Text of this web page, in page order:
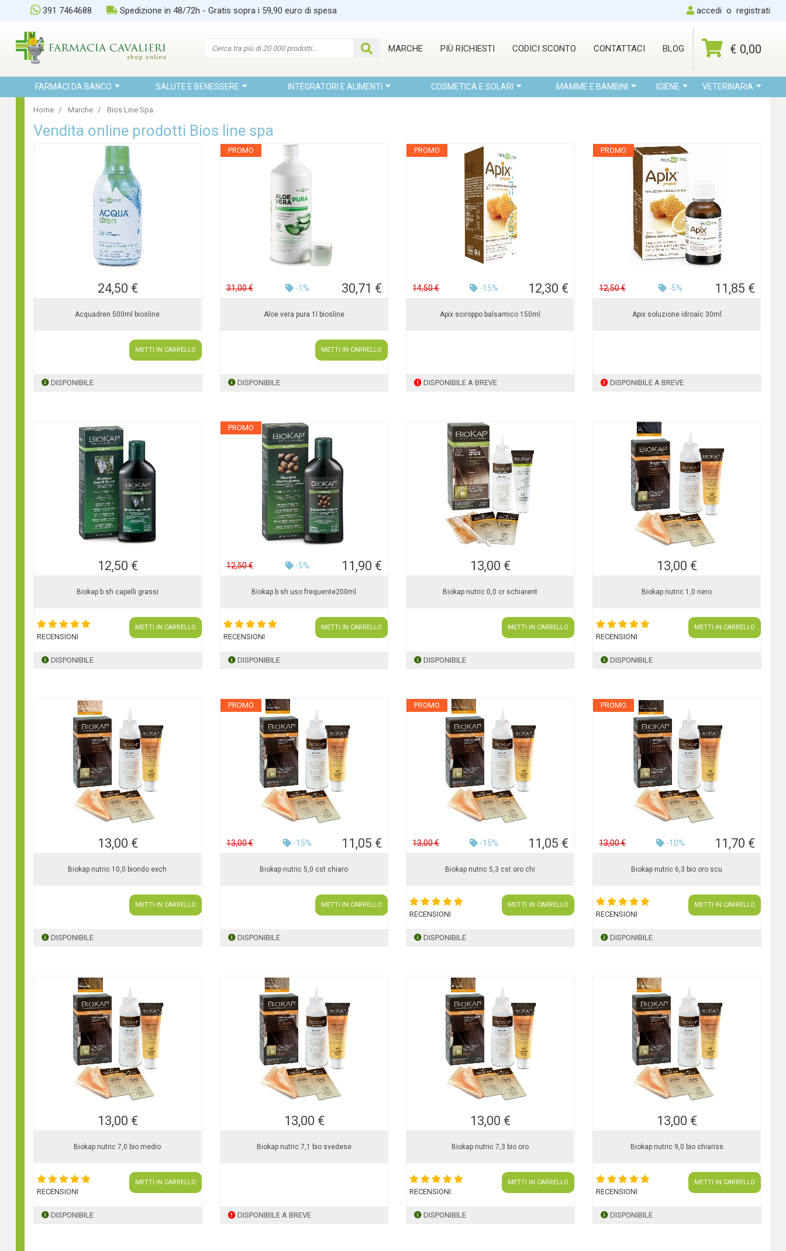
391 7464688 Spedizione in 48/72h - Gratis sopra i 59,90 euro di spesa accedi o registrati
MARCHE PIÙ RICHIESTI CODICI SCONTO CONTATTACI BLOG € 0,00
FARMACI DA BANCO SALUTE E BENESSERE INTEGRATORI E ALIMENTI COSMETICA E SOLARI MAMME E BAMBINI IGIENE VETERINARIA
Home Marche Bios Line Spa
Vendita online prodotti Bios line spa
24,50 €
Acquadren 500ml biosline
METTI IN CARRELLO
DISPONIBILE
PROMO
31,00 € -1% 30,71 €
Aloe vera pura 1l biosline
METTI IN CARRELLO
DISPONIBILE
PROMO
14,50 € -15% 12,30 €
Apix sciroppo balsamico 150ml
DISPONIBILE A BREVE
PROMO
12,50 € -5% 11,85 €
Apix soluzione idroalc 30ml
DISPONIBILE A BREVE
12,50 €
Biokap b sh capelli grassi
RECENSIONI
METTI IN CARRELLO
DISPONIBILE
PROMO
12,50 € -5% 11,90 €
Biokap b sh uso frequente200ml
RECENSIONI
METTI IN CARRELLO
DISPONIBILE
13,00 €
Biokap nutric 0,0 cr schiarent
METTI IN CARRELLO
DISPONIBILE
13,00 €
Biokap nutric 1,0 nero
RECENSIONI
METTI IN CARRELLO
DISPONIBILE
13,00 €
Biokap nutric 10,0 biondo exch
METTI IN CARRELLO
DISPONIBILE
PROMO
13,00 € -15% 11,05 €
Biokap nutric 5,0 cst chiaro
METTI IN CARRELLO
DISPONIBILE
PROMO
13,00 € -15% 11,05 €
Biokap nutric 5,3 cst oro chi
RECENSIONI
METTI IN CARRELLO
DISPONIBILE
PROMO
13,00 € -10% 11,70 €
Biokap nutric 6,3 bio oro scu
RECENSIONI
METTI IN CARRELLO
DISPONIBILE
13,00 €
Biokap nutric 7,0 bio medio
RECENSIONI
METTI IN CARRELLO
DISPONIBILE
13,00 €
Biokap nutric 7,1 bio svedese
DISPONIBILE A BREVE
13,00 €
Biokap nutric 7,3 bio oro
RECENSIONI
METTI IN CARRELLO
DISPONIBILE
13,00 €
Biokap nutric 9,0 bio chiariss
RECENSIONI
METTI IN CARRELLO
DISPONIBILE